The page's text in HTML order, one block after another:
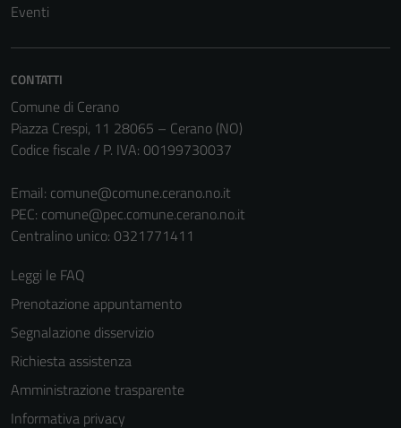
Eventi
CONTATTI
Comune di Cerano
Piazza Crespi, 11 28065 – Cerano (NO)
Codice fiscale / P. IVA: 00199730037
Email: comune@comune.cerano.no.it
PEC: comune@pec.comune.cerano.no.it
Centralino unico: 0321771411
Leggi le FAQ
Prenotazione appuntamento
Segnalazione disservizio
Richiesta assistenza
Amministrazione trasparente
Informativa privacy
informazioni